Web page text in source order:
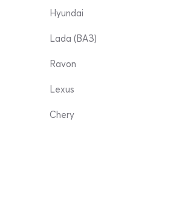
Hyundai
Lada (ВАЗ)
Ravon
Lexus
Chery